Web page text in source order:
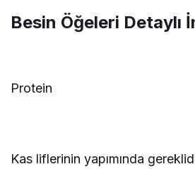
Besin Öğeleri Detaylı
Protein
Kas liflerinin yapımında